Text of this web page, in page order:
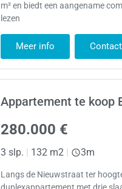
m² en biedt een aangename
lezen
Meer info Contact
Appartement te koop
280.000 €
3 slp. | 132 m2 | 3m
Langs de Nieuwstraat ter